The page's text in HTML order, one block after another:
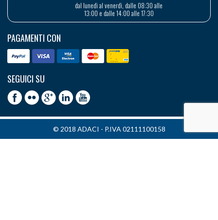
dal lunedì al venerdì, dalle 08:30 alle
13:00 e dalle 14:00 alle 17:30
PAGAMENTI CON
SEGUICI SU
© 2018 ADACI - P.IVA 02111100158